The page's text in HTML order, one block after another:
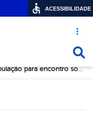
Acesso
Prefeitura convida população para encontro sobre tombamento do Núcleo Histórico de Triunfo
ACESSIBILIDADE